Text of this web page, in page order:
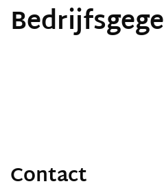
Contact